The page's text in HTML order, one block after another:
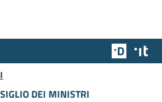
Team
DEI MINISTRI